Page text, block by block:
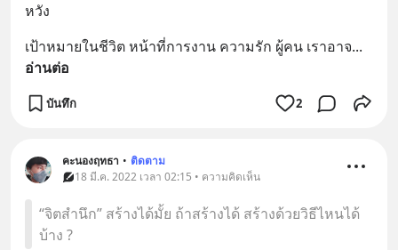
หวัง
เป้าหมายในชีวิต หน้าที่การงาน ความรัก ผู้คน เราอาจ
อ่านต่อ
บันทึก 2
คะนองฤทธา • ติดตาม
18 มี.ค. 2022 เวลา 02:15 • ความคิดเห็น
“จิตสำนึก” สร้างได้มั้ย ถ้าสร้างได้ สร้างด้วยวิธีไหนได้
บ้าง ?